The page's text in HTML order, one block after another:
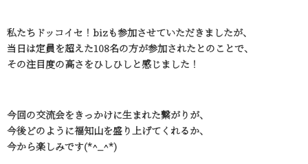
私たちドッコイセ！bizも参加させていただきましたが、
当日は定員を超えた108名の方が参加されたとのことで、
その注目度の高さをひしひしと感じました！
今回の交流会をきっかけに生まれた繋がりが、
今後どのように福知山を盛り上げてくれるか、
今から楽しみです(*^_^*)